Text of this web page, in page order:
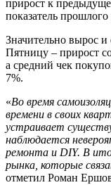
прирост к
показатель прошлого
Значительно вырос
Пятницу – прирост
а средний чек
7%.
«Во время
времени в своих
устраивает
наблюдается
ремонта и DIY. В
рынка, которые
отметил Роман